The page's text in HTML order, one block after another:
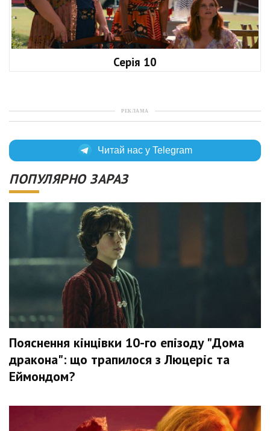
Серія 10
РЕКЛАМА
Читай нас у Telegram
ПОПУЛЯРНО ЗАРАЗ
Пояснення кінцівки 10-го епізоду "Дома
дракона": що трапилося з Люцеріс та
Еймондом?